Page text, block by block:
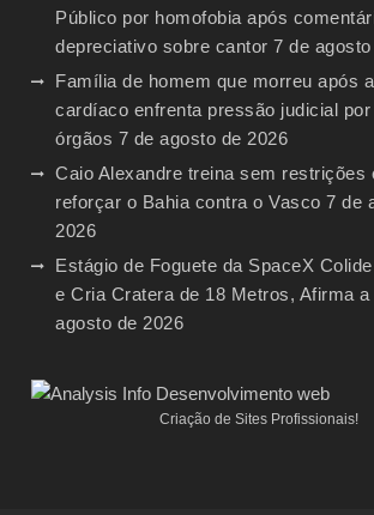
Público por homofobia após
depreciativo sobre cantor 7 de
Família de homem que morreu após
cardíaco enfrenta pressão judicial
órgãos 7 de agosto de 2026
Caio Alexandre treina sem restrições
reforçar o Bahia contra o Vasco 7 de
2026
Estágio de Foguete da SpaceX
e Cria Cratera de 18 Metros, Afirma
agosto de 2026
Criação de Sites Profissionais!